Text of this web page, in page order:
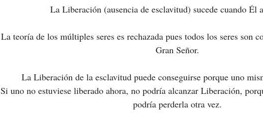
La Liberación (ausencia de esclavitud) sucede cuando Él
La teoría de los múltiples seres es rechazada pues todos los seres son
Gran Señor.
La Liberación de la esclavitud puede conseguirse porque uno
Si uno no estuviese liberado ahora, no podría alcanzar Liberación,
podría perderla otra vez.